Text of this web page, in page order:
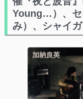
Young…）、セ
み）、シャイ